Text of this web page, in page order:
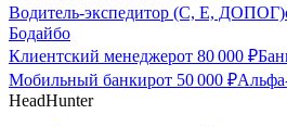
Водитель-экспедитор (C, E, ДОПОГ)
Бодайбо
Клиентский менеджерот 80 000 ₽
Мобильный банкирот 50 000 ₽
HeadHunter